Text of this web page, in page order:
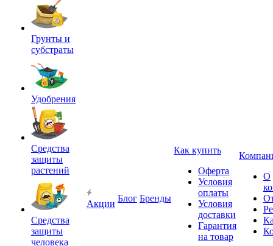
Грунты и
субстраты
Удобрения
Средства
защиты
растений
Средства
защиты
человека
Акции
Блог Бренды
Как купить
Оферта
Условия
оплаты
Условия
доставки
Гарантия
на товар
О